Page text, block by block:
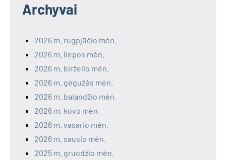
Archyvai
2026 m. rugpjūčio mėn.
2026 m. liepos mėn.
2026 m. birželio mėn.
2026 m. gegužės mėn.
2026 m. balandžio mėn.
2026 m. kovo mėn.
2026 m. vasario mėn.
2026 m. sausio mėn.
2025 m. gruodžio mėn.